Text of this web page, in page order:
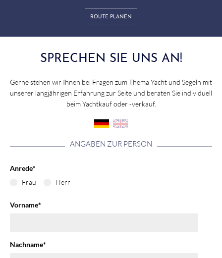
ROUTE PLANEN
SPRECHEN SIE UNS AN!
Gerne stehen wir Ihnen bei Fragen zum Thema Yacht und Segeln mit
unserer langjährigen Erfahrung zur Seite und beraten Sie individuell
beim Yachtkauf oder -verkauf.
ANGABEN ZUR PERSON
Anrede*
Frau
Herr
Vorname*
Nachname*